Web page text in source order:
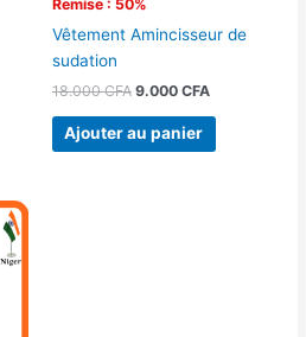
Remise : 50%
Vêtement Amincisseur de
sudation
18.000CFA 9.000 CFA
Ajouter au panier